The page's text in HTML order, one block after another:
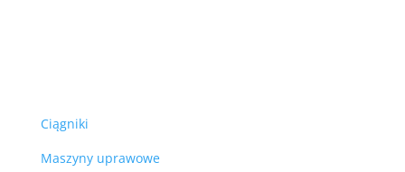
Ciągniki
Maszyny uprawowe